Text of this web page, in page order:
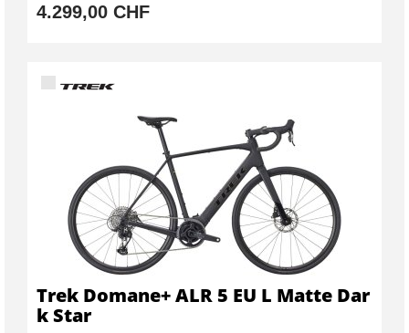
4.299,00 CHF
Trek Domane+ ALR 5 EU L Matte Dar
k Star